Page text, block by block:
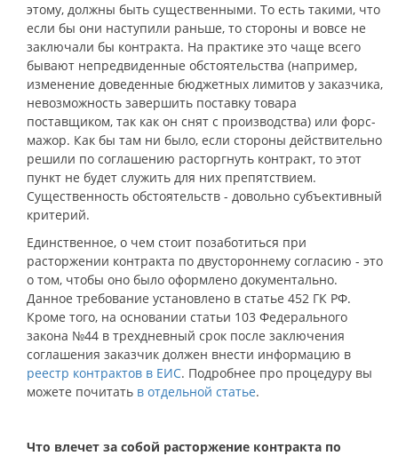
этому, должны быть существенными. То есть такими, что
если бы они наступили раньше, то стороны и вовсе не
заключали бы контракта. На практике это чаще всего
бывают непредвиденные обстоятельства (например,
изменение доведенные бюджетных лимитов у заказчика,
невозможность завершить поставку товара
поставщиком, так как он снят с производства) или форс-
мажор. Как бы там ни было, если стороны действительно
решили по соглашению расторгнуть контракт, то этот
пункт не будет служить для них препятствием.
Существенность обстоятельств - довольно субъективный
критерий.
Единственное, о чем стоит позаботиться при
расторжении контракта по двустороннему согласию - это
о том, чтобы оно было оформлено документально.
Данное требование установлено в статье 452 ГК РФ.
Кроме того, на основании статьи 103 Федерального
закона №44 в трехдневный срок после заключения
соглашения заказчик должен внести информацию в
реестр контрактов в ЕИС. Подробнее про процедуру вы
можете почитать в отдельной статье.
Что влечет за собой расторжение контракта по